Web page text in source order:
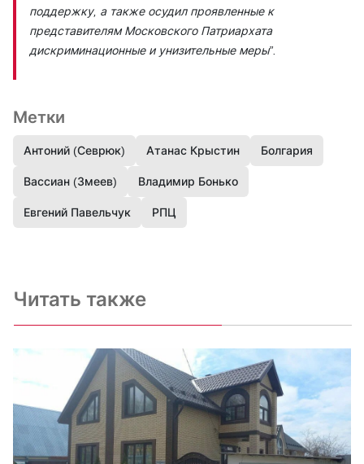
поддержку, а также осудил проявленные к
представителям Московского Патриархата
дискриминационные и унизительные меры”.
Метки
Антоний (Севрюк) Атанас Крыстин Болгария
Вассиан (Змеев) Владимир Бонько
Евгений Павельчук РПЦ
Читать также